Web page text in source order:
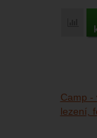
Camp -
lezení,